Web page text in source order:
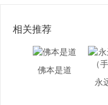
相关推荐
佛本是道